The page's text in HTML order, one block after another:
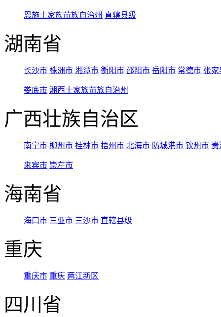
恩施土家族苗族自治州 直辖县级
湖南省
长沙市 株洲市 湘潭市 衡阳市 邵阳市 岳阳市 常德市 张家
娄底市 湘西土家族苗族自治州
广西壮族自治区
南宁市 柳州市 桂林市 梧州市 北海市 防城港市 钦州市 贵
来宾市 崇左市
海南省
海口市 三亚市 三沙市 直辖县级
重庆
重庆市 重庆 两江新区
四川省